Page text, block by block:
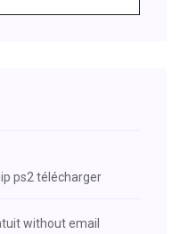
ps2 télécharger
without email